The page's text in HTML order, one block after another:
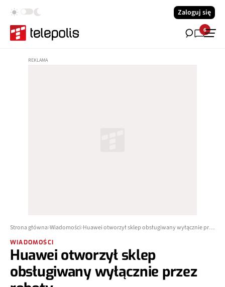
Zaloguj się
6
Strona główna Wiadomości Huawei otworzył sklep obsługiwany wyłącznie przez roboty
WIADOMOŚCI
Huawei otworzył sklep
obsługiwany wyłącznie przez